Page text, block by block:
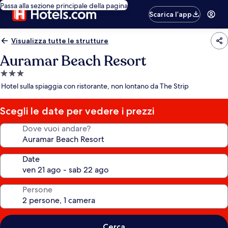
Passa alla sezione principale della pagina
Scarica l’app
Visualizza tutte le strutture
Auramar Beach Resort
Struttura
a
stelle
Hotel sulla spiaggia con ristorante, non lontano da The Strip
Scegli le date per vedere i prezzi
Dove vuoi andare?
Date
Persone